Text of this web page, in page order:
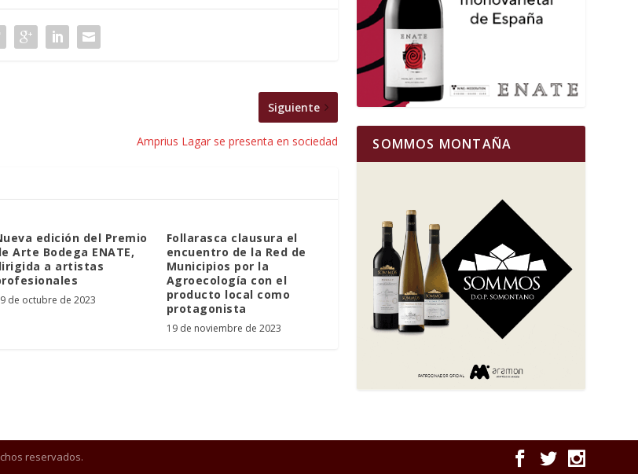
Siguiente
Amprius Lagar se presenta en sociedad
edición del Premio
Arte Bodega ENATE,
a artistas
de octubre de 2023
Follarasca clausura el
encuentro de la Red de
Municipios por la
Agroecología con el
producto local como
protagonista
19 de noviembre de 2023
SOMMOS MONTAÑA
reservados.